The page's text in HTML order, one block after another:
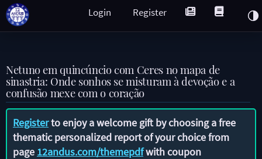
Register
Login
Netuno em quincúncio com Ceres no mapa de
sinastria: Onde sonhos se misturam à devoção e a
confusão mexe com o coração
Registerto enjoy a welcome gift by choosing a free
thematic personalized report of your choice from
page 12andus.com/themepdfwith coupon